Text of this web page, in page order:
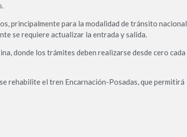
principalmente para la modalidad de tránsito nacional
se requiere actualizar la entrada y salida.
donde los trámites deben realizarse desde cero cada
rehabilite el tren Encarnación-Posadas, que permitirá